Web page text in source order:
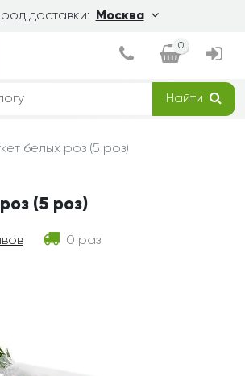
доставки: Москва
0
Найти
белых роз (5 роз)
(5 роз)
0 раз